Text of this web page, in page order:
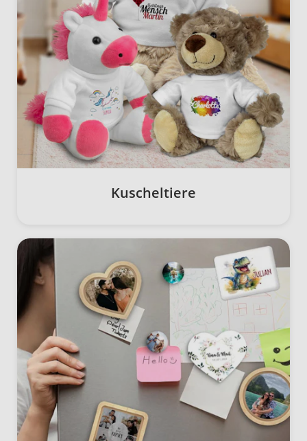
Kuscheltiere